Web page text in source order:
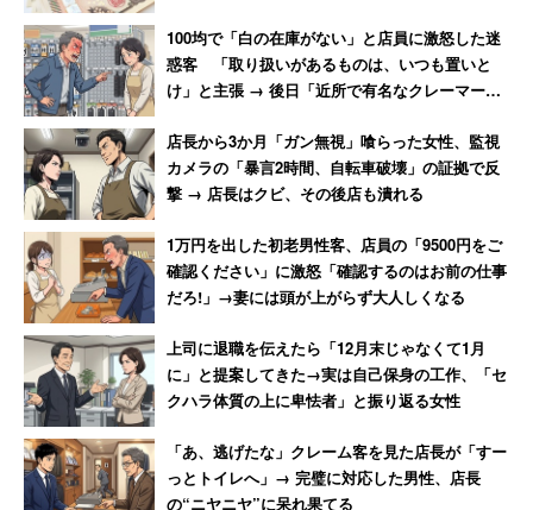
100均で「白の在庫がない」と店員に激怒した迷
惑客 「取り扱いがあるものは、いつも置いと
け」と主張 → 後日「近所で有名なクレーマー」
店長から3か月「ガン無視」喰らった女性、監視
カメラの「暴言2時間、自転車破壊」の証拠で反
撃 → 店長はクビ、その後店も潰れる
1万円を出した初老男性客、店員の「9500円をご
確認ください」に激怒「確認するのはお前の仕事
だろ!」→妻には頭が上がらず大人しくなる
上司に退職を伝えたら「12月末じゃなくて1月
に」と提案してきた→実は自己保身の工作、「セ
クハラ体質の上に卑怯者」と振り返る女性
「あ、逃げたな」クレーム客を見た店長が「すー
っとトイレへ」→ 完璧に対応した男性、店長
の“ニヤニヤ”に呆れ果てる